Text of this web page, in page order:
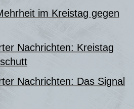
im Kreistag gegen
Nachrichten: Kreistag
Nachrichten: Das Signal